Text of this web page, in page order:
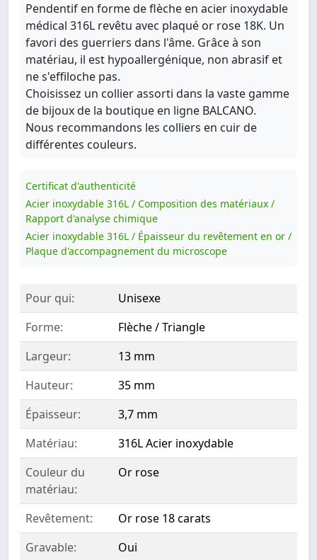
Pendentif en forme de flèche en acier inoxydable
médical 316L revêtu avec plaqué or rose 18K. Un
favori des guerriers dans l'âme. Grâce à son
matériau, il est hypoallergénique, non abrasif et
ne s'effiloche pas.
Choisissez un collier assorti dans la vaste gamme
de bijoux de la boutique en ligne BALCANO.
Nous recommandons les colliers en cuir de
différentes couleurs.
Certificat d'authenticité
Acier inoxydable 316L / Composition des matériaux /
Rapport d'analyse chimique
Acier inoxydable 316L / Épaisseur du revêtement en or /
Plaque d'accompagnement du microscope
Pour qui:
Unisexe
Forme:
Flèche / Triangle
Largeur:
13 mm
Hauteur:
35 mm
Épaisseur:
3,7 mm
Matériau:
316L Acier inoxydable
Couleur du
matériau:
Or rose
Revêtement:
Or rose 18 carats
Gravable:
Oui